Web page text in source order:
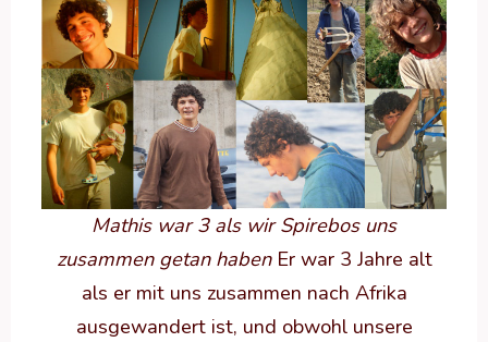
Mathis war 3 als wir Spirebos uns
zusammen getan habenEr war 3 Jahre alt
als er mit uns zusammen nach Afrika
ausgewandert ist, und obwohl unsere